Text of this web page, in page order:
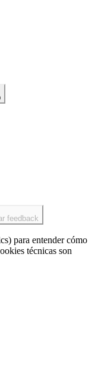
feedback
para entender cómo
técnicas son